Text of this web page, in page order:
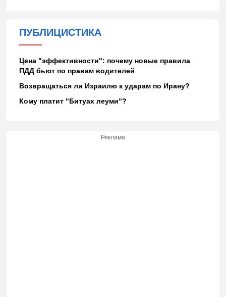
ПУБЛИЦИСТИКА
Цена "эффективности": почему новые правила
ПДД бьют по правам водителей
Возвращаться ли Израилю к ударам по Ирану?
Кому платит "Битуах леуми"?
Реклама